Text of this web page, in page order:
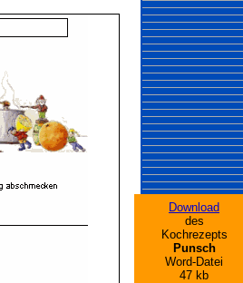
Download
des
Kochrezepts
Punsch
Word-Datei
47 kb